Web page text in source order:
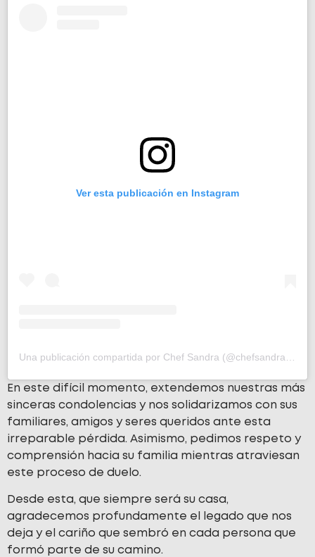
Ver esta publicación en Instagram
En este difícil momento, extendemos nuestras más
sinceras condolencias y nos solidarizamos con sus
familiares, amigos y seres queridos ante esta
irreparable pérdida. Asimismo, pedimos respeto y
comprensión hacia su familia mientras atraviesan
este proceso de duelo.
Desde esta, que siempre será su casa,
agradecemos profundamente el legado que nos
deja y el cariño que sembró en cada persona que
formó parte de su camino.